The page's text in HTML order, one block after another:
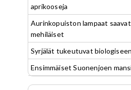
aprikooseja
Aurinkopuiston lampaat
mehiläiset
Syrjälät tukeutuvat
Ensimmäiset Suonenjoen